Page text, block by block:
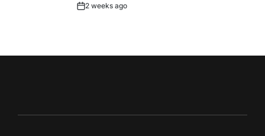
Post2 weeks ago